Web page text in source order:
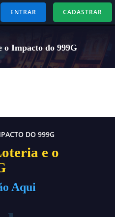
Pular
para
ENTRAR CADASTRAR
o Impacto do 999G
DO 999G
e o
Aqui